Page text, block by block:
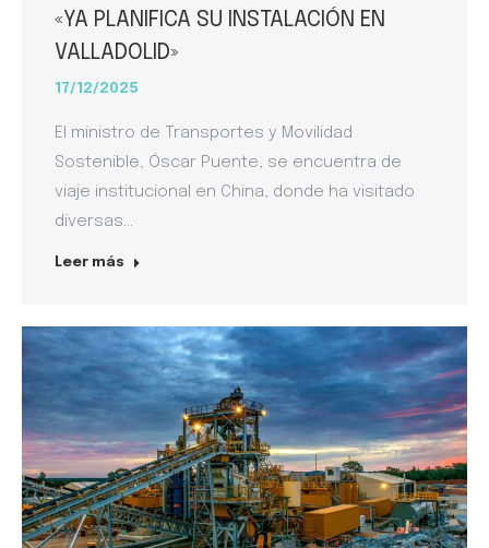
«YA PLANIFICA SU INSTALACIÓN EN
VALLADOLID»
17/12/2025
El ministro de Transportes y Movilidad
Sostenible, Óscar Puente, se encuentra de
viaje institucional en China, donde ha visitado
diversas…
Leer más